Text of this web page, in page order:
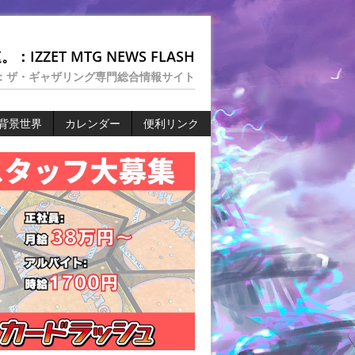
：IZZET MTG NEWS FLASH
ザ・ギャザリング専門総合情報サイト
景世界 カレンダー 便利リンク